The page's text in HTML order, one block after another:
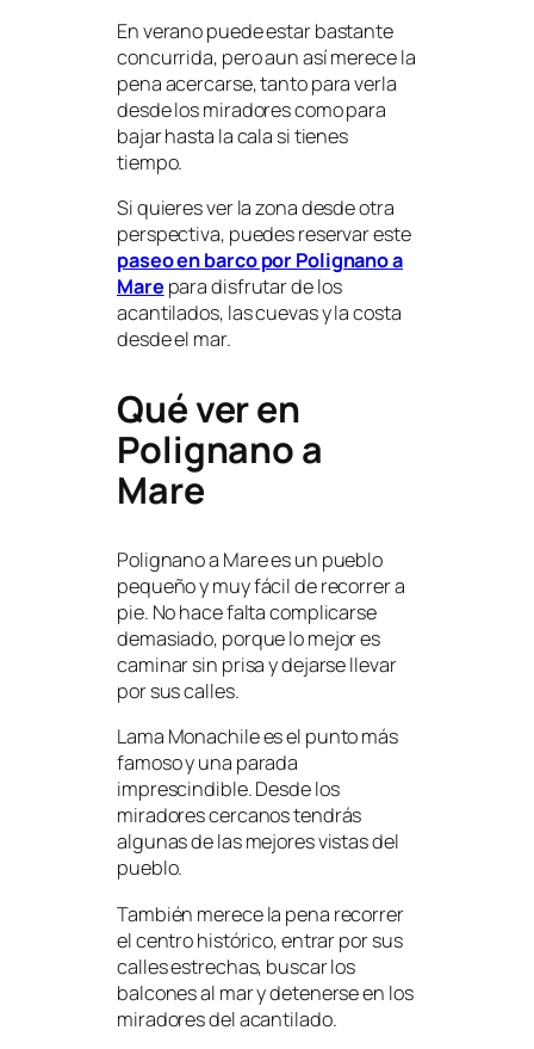
En verano puede estar bastante
concurrida, pero aun así merece la
pena acercarse, tanto para verla
desde los miradores como para
bajar hasta la cala si tienes
tiempo.
Si quieres ver la zona desde otra
perspectiva, puedes reservar este
paseo en barco por Polignano a
Marepara disfrutar de los
acantilados, las cuevas y la costa
desde el mar.
Qué ver en
Polignano a
Mare
Polignano a Mare es un pueblo
pequeño y muy fácil de recorrer a
pie. No hace falta complicarse
demasiado, porque lo mejor es
caminar sin prisa y dejarse llevar
por sus calles.
Lama Monachile es el punto más
famoso y una parada
imprescindible. Desde los
miradores cercanos tendrás
algunas de las mejores vistas del
pueblo.
También merece la pena recorrer
el centro histórico, entrar por sus
calles estrechas, buscar los
balcones al mar y detenerse en los
miradores del acantilado.